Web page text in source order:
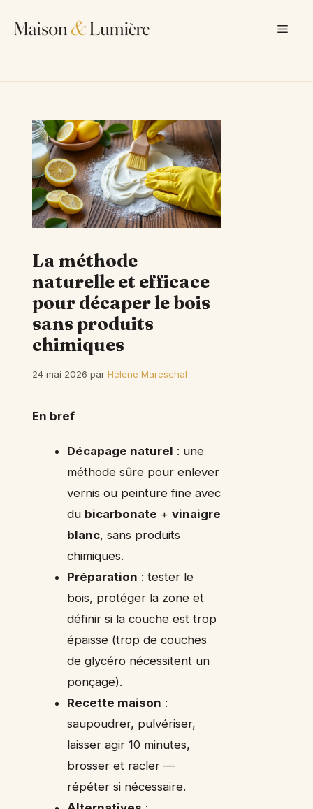
La méthode
naturelle et efficace
pour décaper le bois
sans produits
chimiques
24 mai 2026 par Hélène Mareschal
En bref
Décapage naturel : une
méthode sûre pour enlever
vernis ou peinture fine avec
du bicarbonate +vinaigre
blanc, sans produits
chimiques.
Préparation : tester le
bois, protéger la zone et
définir si la couche est trop
épaisse (trop de couches
de glycéro nécessitent un
ponçage).
Recette maison :
saupoudrer, pulvériser,
laisser agir 10 minutes,
brosser et racler —
répéter si nécessaire.